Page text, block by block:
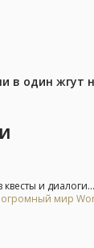
в один жгут
квесты и диалоги...
огромный мир